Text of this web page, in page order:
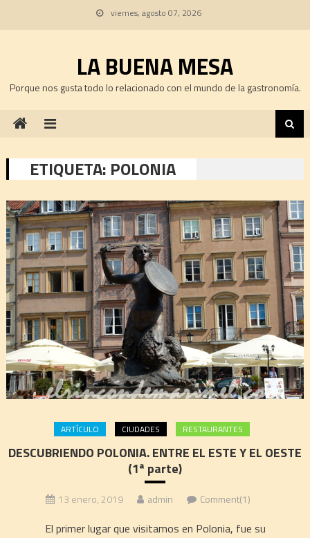
viernes, agosto 07, 2026
LA BUENA MESA
Porque nos gusta todo lo relacionado con el mundo de la gastronomía.
ETIQUETA: POLONIA
ARTÍCULO CIUDADES RESTAURANTES
DESCUBRIENDO POLONIA. ENTRE EL ESTE Y EL OESTE
(1ª parte)
13 enero, 2019 admin Comment(1)
El primer lugar que visitamos en Polonia, fue su